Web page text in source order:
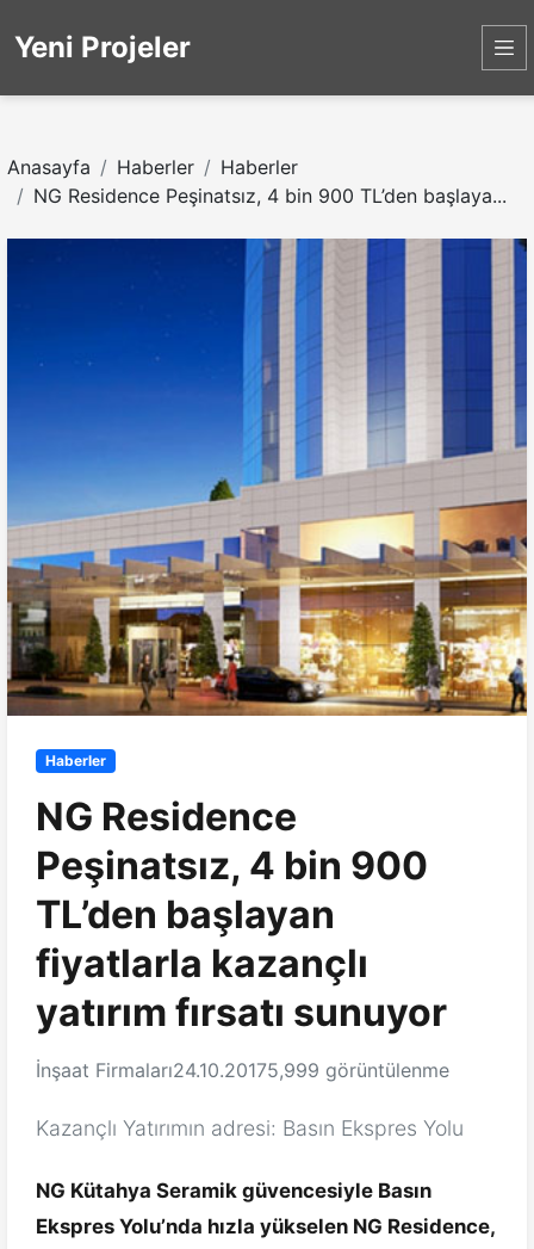
Yeni Projeler
Anasayfa Haberler
Haberler
NG Residence Peşinatsız, 4 bin 900 TL’den başlaya...
Haberler
NG Residence
Peşinatsız, 4 bin 900
TL’den başlayan
fiyatlarla kazançlı
yatırım fırsatı sunuyor
İnşaat Firmaları24.10.20175,999 görüntülenme
Kazançlı Yatırımın adresi: Basın Ekspres Yolu
NG Kütahya Seramik güvencesiyle Basın
Ekspres Yolu’nda hızla yükselen NG Residence,